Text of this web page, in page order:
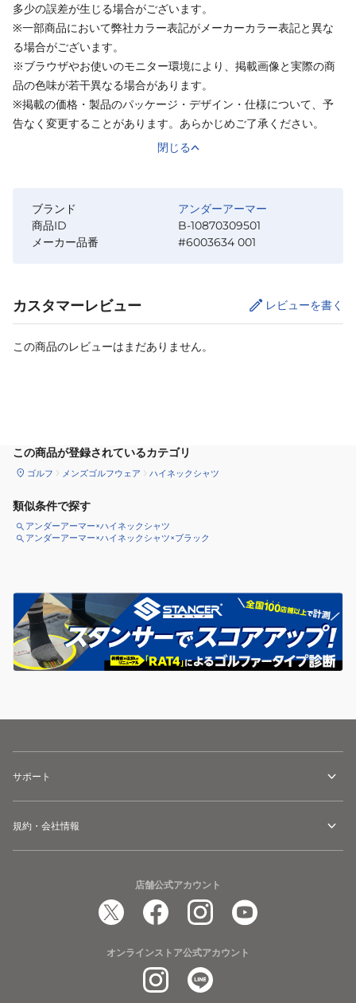
多少の誤差が生じる場合がございます。
※一部商品において弊社カラー表記がメーカーカラー表記と異な
る場合がございます。
※ブラウザやお使いのモニター環境により、掲載画像と実際の商
品の色味が若干異なる場合があります。
※掲載の価格・製品のパッケージ・デザイン・仕様について、予
告なく変更することがあります。あらかじめご了承ください。
閉じる
ブランド
アンダーアーマー
商品ID
B-10870309501
メーカー品番
#6003634 001
カスタマーレビュー レビューを書く
この商品のレビューはまだありません。
この商品が登録されているカテゴリ
ゴルフ メンズゴルフウェア ハイネックシャツ
類似条件で探す
アンダーアーマー×ハイネックシャツ
アンダーアーマー×ハイネックシャツ×ブラック
サポート
規約・会社情報
店舗公式アカウント
オンラインストア公式アカウント